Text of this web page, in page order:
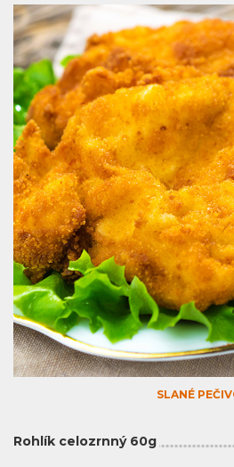
SLANÉ
Rohlík celozrnný 60g